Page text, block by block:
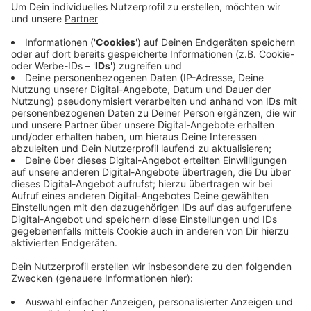
Veröffentlicht:Montag, 09.12.2019 07:12
Anzeige
Aufgeflogen sind die beiden Einbrecher durch die
Alarmanlage. Die Polizei war schnell genug vor Ort und
stellte bei einem der beiden einen Schraubendreher
sicher.
Anzeige
Anzeige